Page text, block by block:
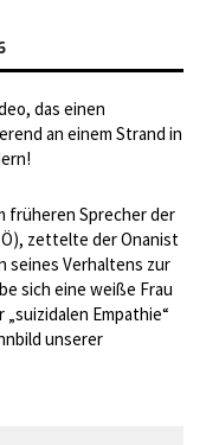
das einen
an einem Strand in
früheren Sprecher der
zettelte der Onanist
seines Verhaltens zur
sich eine weiße Frau
Empathie“
unserer